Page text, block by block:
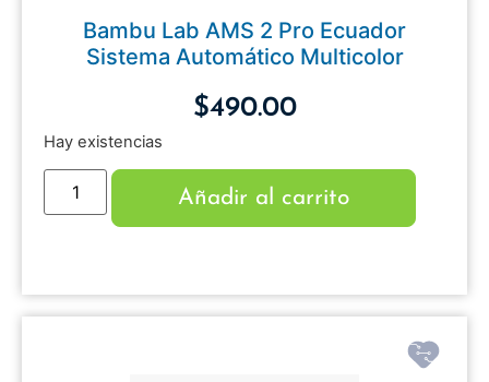
Bambu Lab AMS 2 Pro Ecuador
Sistema Automático Multicolor
$490.00
Hay existencias
Añadir al carrito